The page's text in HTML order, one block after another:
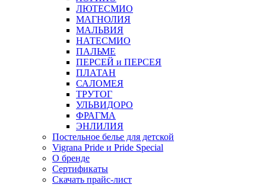
ЛЮТЕСМИО
МАГНОЛИЯ
МАЛЬВИЯ
НАТЕСМИО
ПАЛЬМЕ
ПЕРСЕЙ и ПЕРСЕЯ
ПЛАТАН
САЛОМЕЯ
ТРУТОГ
УЛЬВИДОРО
ФРАГМА
ЭНЛИЛИЯ
Постельное белье для детской
Vigrana Pride и Pride Special
О бренде
Сертификаты
Скачать прайс-лист